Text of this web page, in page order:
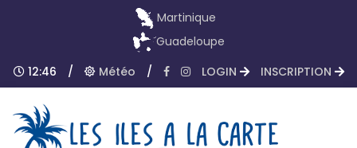
Martinique
Guadeloupe
12:46
/ Météo / LOGIN INSCRIPTION